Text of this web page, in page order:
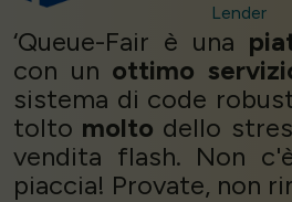
Lender
‘Queue-Fair è una
con un ottimo
sistema di code
tolto molto dello
vendita flash. Non
piaccia! Provate, non